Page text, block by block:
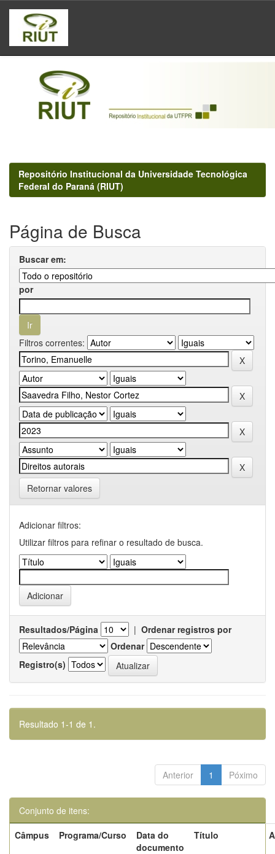
Skip
navigation
Repositório Institucional da Universidade Tecnológica
Federal do Paraná (RIUT)
Página de Busca
Buscar em:
por
Filtros correntes:
Retornar valores
Adicionar filtros:
Utilizar filtros para refinar o resultado de busca.
Resultados/Página | Ordenar registros por
Ordenar
Registro(s)
Resultado 1-1 de 1.
Anterior 1 Póximo
Conjunto de itens:
Câmpus
Programa/Curso
Data do
documento
Título